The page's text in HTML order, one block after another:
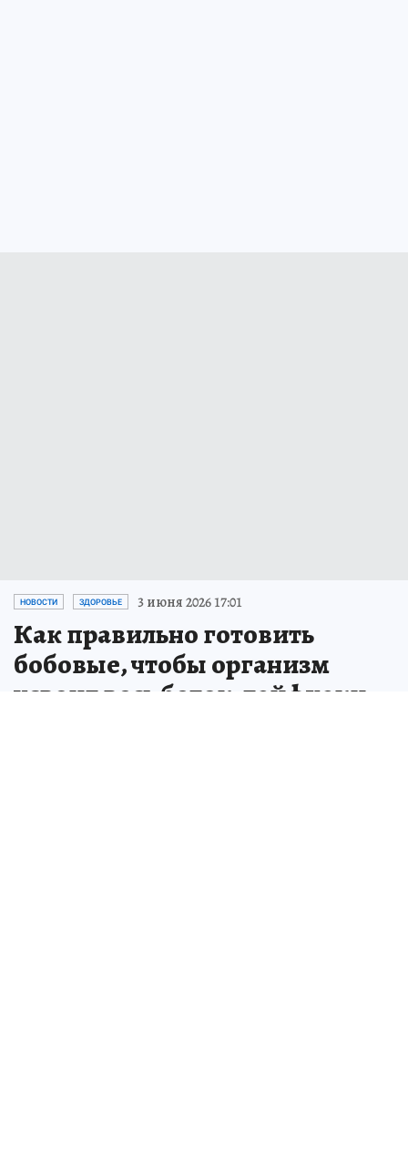
НОВОСТИ ЗДОРОВЬЕ 3 июня 2026 17:01
Как правильно готовить
бобовые, чтобы организм
усвоил весь белок: лайфхаки